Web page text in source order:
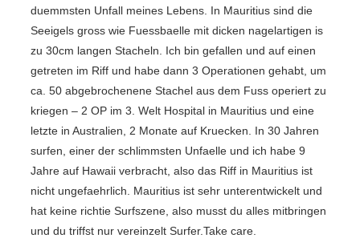
duemmsten Unfall meines Lebens. In Mauritius sind die
Seeigels gross wie Fuessbaelle mit dicken nagelartigen is
zu 30cm langen Stacheln. Ich bin gefallen und auf einen
getreten im Riff und habe dann 3 Operationen gehabt, um
ca. 50 abgebrochenene Stachel aus dem Fuss operiert zu
kriegen – 2 OP im 3. Welt Hospital in Mauritius und eine
letzte in Australien, 2 Monate auf Kruecken. In 30 Jahren
surfen, einer der schlimmsten Unfaelle und ich habe 9
Jahre auf Hawaii verbracht, also das Riff in Mauritius ist
nicht ungefaehrlich. Mauritius ist sehr unterentwickelt und
hat keine richtie Surfszene, also musst du alles mitbringen
und du triffst nur vereinzelt Surfer.Take care.